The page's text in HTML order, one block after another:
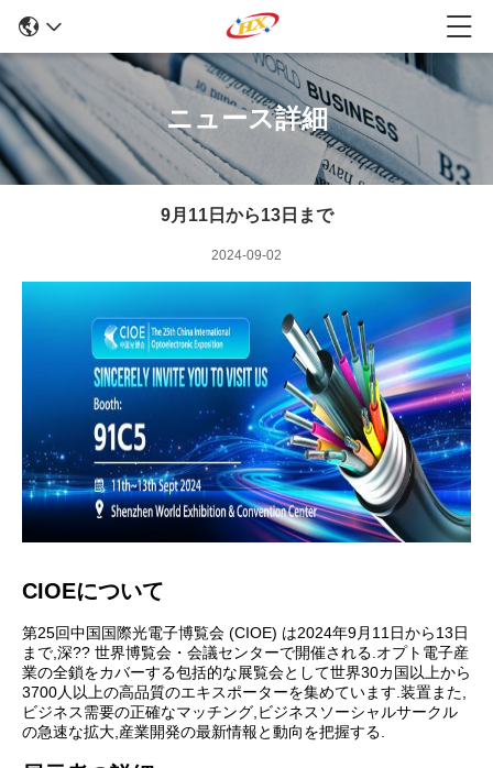
ニュース詳細
9月11日から13日まで
2024-09-02
CIOEについて
第25回中国国際光電子博覧会 (CIOE) は2024年9月11日から13日
まで,深?? 世界博覧会・会議センターで開催される.オプト電子産
業の全鎖をカバーする包括的な展覧会として世界30カ国以上から
3700人以上の高品質のエキスポーターを集めています.装置また,
ビジネス需要の正確なマッチング,ビジネスソーシャルサークル
の急速な拡大,産業開発の最新情報と動向を把握する.